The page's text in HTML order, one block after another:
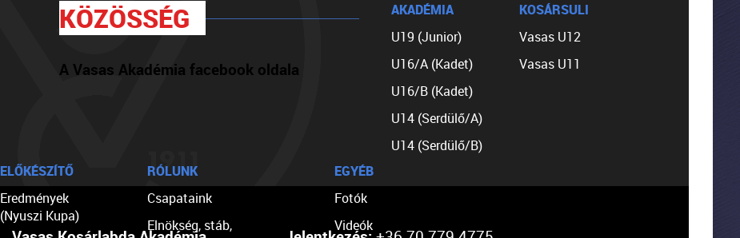
KÖZÖSSÉG
A Vasas Akadémia facebook oldala
AKADÉMIA
U19 (Junior)
U16/A (Kadet)
U16/B (Kadet)
U14 (Serdülő/A)
U14 (Serdülő/B)
KOSÁRSULI
Vasas U12
Vasas U11
ELŐKÉSZÍTŐ
Eredmények
(Nyuszi Kupa)
RÓLUNK
Csapataink
Elnökség, stáb,
EGYÉB
Fotók
Videók